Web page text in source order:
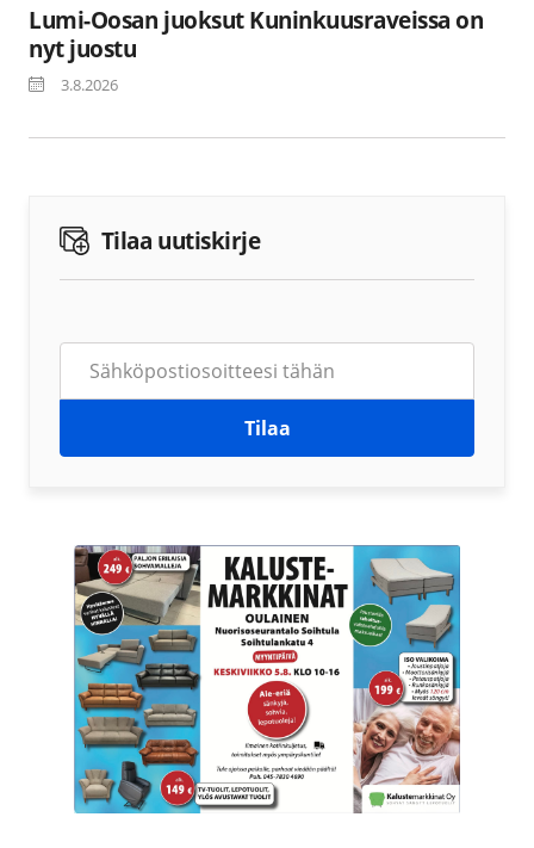
Lumi-Oosan juoksut Kuninkuusraveissa on
nyt juostu
3.8.2026
Tilaa uutiskirje
Tilaa